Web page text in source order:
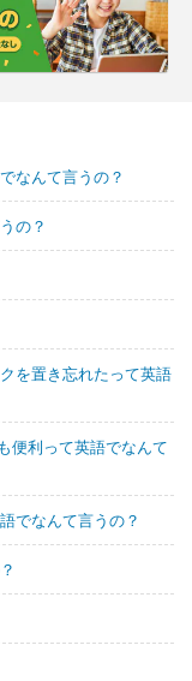
なんて言うの？
の？
を置き忘れたって英語
便利って英語でなんて
でなんて言うの？